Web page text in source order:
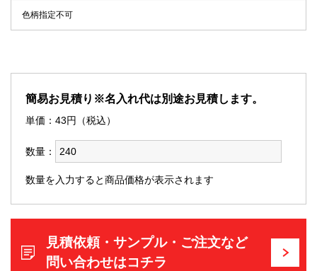
色柄指定不可
簡易お見積り※名入れ代は別途お見積します。
単価： 43円（税込）
数量：
数量を入力すると商品価格が表示されます
見積依頼・サンプル・ご注文など
問い合わせはコチラ